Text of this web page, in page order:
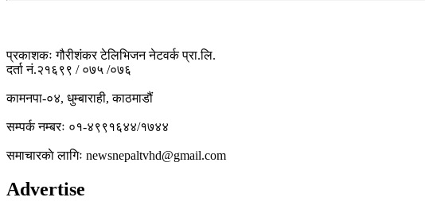
प्रकाशकः गौरीशंकर टेलिभिजन नेटवर्क प्रा.लि.
दर्ता नं.२१६९९ / ०७५ /०७६
कामनपा-०४, धुम्बाराही, काठमाडौं
सम्पर्क नम्बरः ०१-४९९१६४४/१७४४
समाचारकाे लागिः newsnepaltvhd@gmail.com
Advertise